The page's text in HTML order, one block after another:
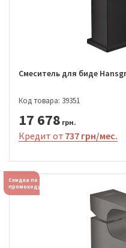
Смеситель для биде
Код товара: 39351
17 678 грн.
Кредит от 737 грн/мес.
Скидка по
промокоду